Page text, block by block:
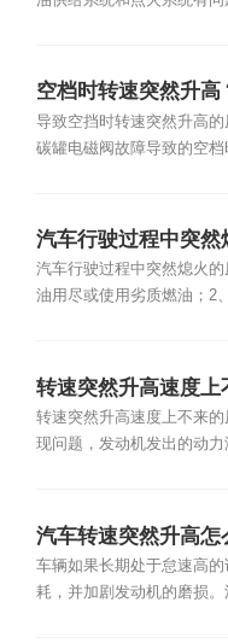
空档时转速突然升高
导致空挡时转速突然升高
碳罐电磁阀故障导致的空档
汽车行驶过程中突然
因？
汽车行驶过程中突然熄火
油用尽或使用劣质燃油；2
转速突然升高速度上
因？
转速突然升高速度上不来
现问题，发动机发出的动力
汽车转速突然升高怎
车辆如果长期处于怠速高
耗，并加剧发动机的磨损。